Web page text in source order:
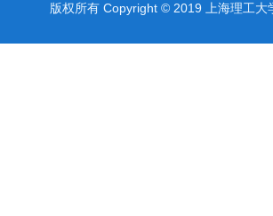
版权所有 Copyright © 2019 上海理工